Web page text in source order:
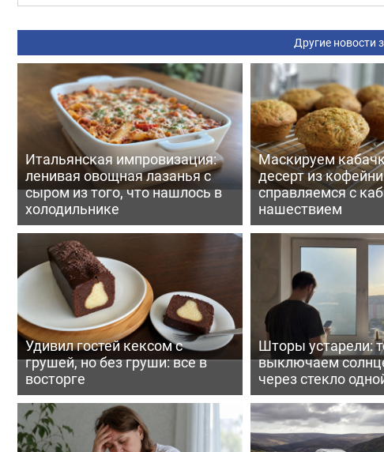
Другие новости
Итальянская импровизация:
ленивая овощная лазанья с
сыром из того, что нашлось в
холодильнике
Маскируем
десерт из
справляемся с
нашествием
Удивил гостей кексом с
грушей, но без груши: все в
восторге
Шторы устарели:
выключаем
через стекло